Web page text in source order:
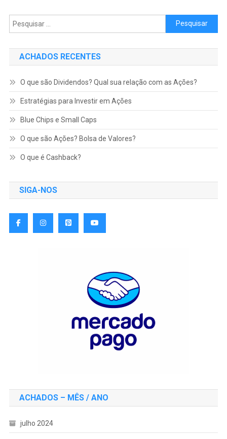
Pesquisar por:
ACHADOS RECENTES
O que são Dividendos? Qual sua relação com as Ações?
Estratégias para Investir em Ações
Blue Chips e Small Caps
O que são Ações? Bolsa de Valores?
O que é Cashback?
SIGA-NOS
ACHADOS – MÊS / ANO
julho 2024